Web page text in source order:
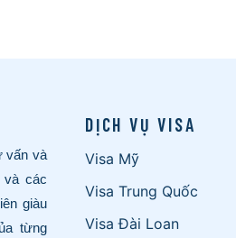
vấn và
và các
giàu
từng
DỊCH VỤ VISA
Visa Mỹ
Visa Trung Quốc
Visa Đài Loan